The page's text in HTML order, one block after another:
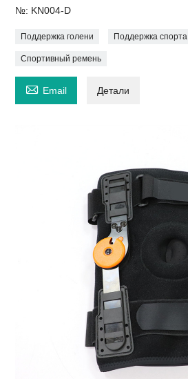
№: KN004-D
Поддержка голени Поддержка спорта
Спортивный ремень
 Email Детали